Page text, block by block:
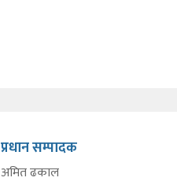
प्रधान सम्पादक
अमित ढकाल